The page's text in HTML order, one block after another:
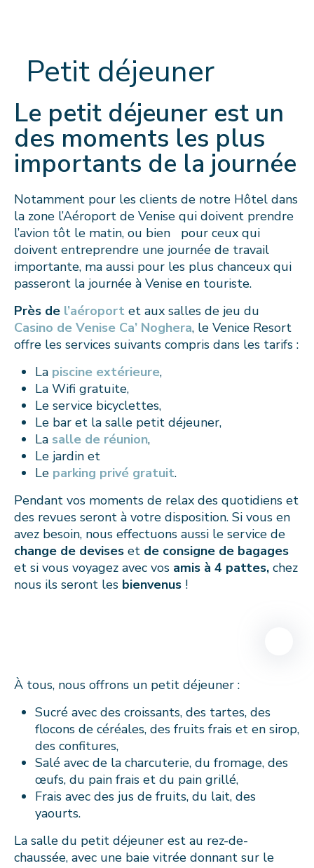
Petit déjeuner
Le petit déjeuner est un
des moments les plus
importants de la journée
Notamment pour les clients de notre Hôtel dans
la zone l’Aéroport de Venise qui doivent prendre
l’avion tôt le matin, ou bien pour ceux qui
doivent entreprendre une journée de travail
importante, ma aussi pour les plus chanceux qui
passeront la journée à Venise en touriste.
Près de l’aéroport et aux salles de jeu du
Casino de Venise Ca’ Noghera, le Venice Resort
offre les services suivants compris dans les tarifs :
La piscine extérieure,
La Wifi gratuite,
Le service bicyclettes,
Le bar et la salle petit déjeuner,
La salle de réunion,
Le jardin et
Le parking privé gratuit.
Pendant vos moments de relax des quotidiens et
des revues seront à votre disposition. Si vous en
avez besoin, nous effectuons aussi le service de
change de devises et de consigne de bagages
et si vous voyagez avec vos amis à 4 pattes, chez
nous ils seront les bienvenus !
À tous, nous offrons un petit déjeuner :
Sucré avec des croissants, des tartes, des
flocons de céréales, des fruits frais et en sirop,
des confitures,
Salé avec de la charcuterie, du fromage, des
œufs, du pain frais et du pain grillé,
Frais avec des jus de fruits, du lait, des
yaourts.
La salle du petit déjeuner est au rez-de-
chaussée, avec une baie vitrée donnant sur le